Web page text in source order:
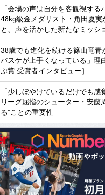
「会場の声は自分を客観視する
48kg級金メダリスト・角田夏実
と、声を活かした新たなミッシ
38歳でも進化を続ける篠山竜青
バスケが上手くなっている」理
ぶ賞 受賞者インタビュー］
「少しぼやけているだけでも
リーグ屈指のシューター・安藤
る”ことの重要性